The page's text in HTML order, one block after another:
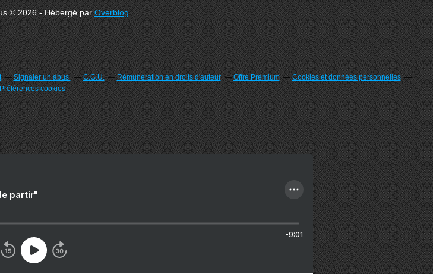
© 2026 - Hébergé parOverblog
Signaler un abus C.G.U. Rémunération en droits d'auteur Offre Premium
Cookies et données personnelles
cookies
partir"
-9:01